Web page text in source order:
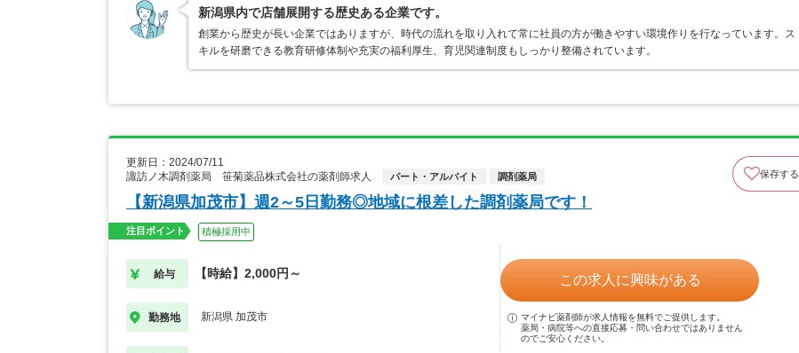
新潟県内で店舗展開する歴史ある企業です。
創業から歴史が長い企業ではありますが、時代の流れを取り入れて常に社員の方が働きやすい環境作りを行なっています。ス
キルを研磨できる教育研修体制や充実の福利厚生、育児関連制度もしっかり整備されています。
更新日：2024/07/11
諏訪ノ木調剤薬局 笹菊薬品株式会社の薬剤師求人
パート・アルバイト 調剤薬局 保存する
【新潟県加茂市】週2～5日勤務◎地域に根差した調剤薬局です！
注目ポイント 積極採用中
給与 【時給】2,000円～
勤務地 新潟県 加茂市
この求人に興味がある
マイナビ薬剤師が求人情報を無料でご提供します。
薬局・病院等への直接応募・問い合わせではありません
のでご安心ください。